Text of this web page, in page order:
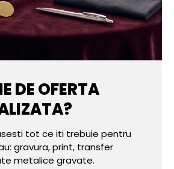
DE OFERTA
tot ce iti trebuie pentru
gravura, print, transfer
metalice gravate.